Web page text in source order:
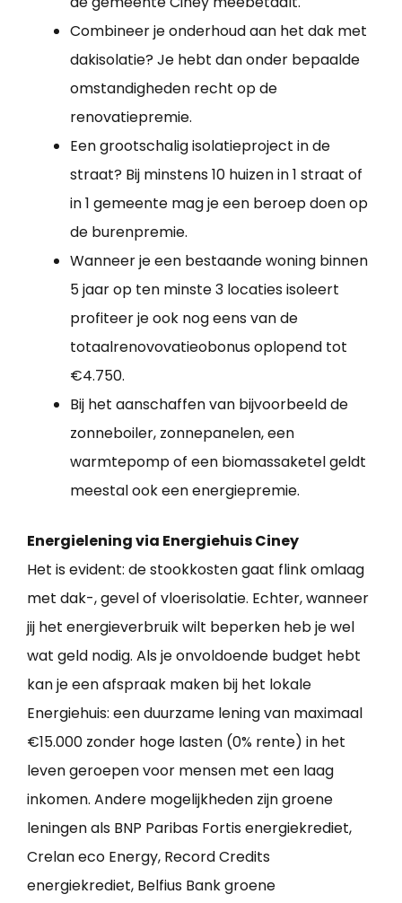
Combineer je onderhoud aan het dak met
dakisolatie? Je hebt dan onder bepaalde
omstandigheden recht op de
renovatiepremie.
Een grootschalig isolatieproject in de
straat? Bij minstens 10 huizen in 1 straat of
in 1 gemeente mag je een beroep doen op
de burenpremie.
Wanneer je een bestaande woning binnen
5 jaar op ten minste 3 locaties isoleert
profiteer je ook nog eens van de
totaalrenovovatieobonus oplopend tot
€4.750.
Bij het aanschaffen van bijvoorbeeld de
zonneboiler, zonnepanelen, een
warmtepomp of een biomassaketel geldt
meestal ook een energiepremie.
Energielening via Energiehuis Ciney
Het is evident: de stookkosten gaat flink omlaag
met dak-, gevel of vloerisolatie. Echter, wanneer
jij het energieverbruik wilt beperken heb je wel
wat geld nodig. Als je onvoldoende budget hebt
kan je een afspraak maken bij het lokale
Energiehuis: een duurzame lening van maximaal
€15.000 zonder hoge lasten (0% rente) in het
leven geroepen voor mensen met een laag
inkomen. Andere mogelijkheden zijn groene
leningen als BNP Paribas Fortis energiekrediet,
Crelan eco Energy, Record Credits
energiekrediet, Belfius Bank groene